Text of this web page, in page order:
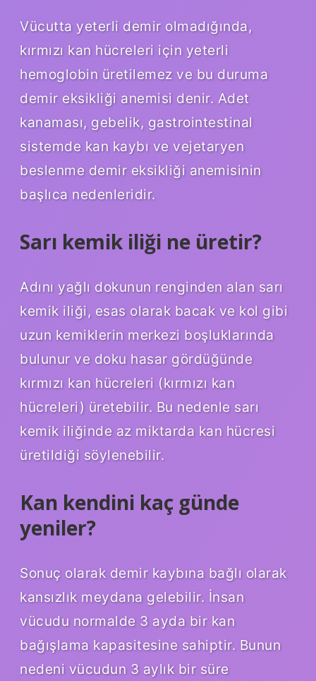
Vücutta yeterli demir olmadığında,
kırmızı kan hücreleri için yeterli
hemoglobin üretilemez ve bu duruma
demir eksikliği anemisi denir. Adet
kanaması, gebelik, gastrointestinal
sistemde kan kaybı ve vejetaryen
beslenme demir eksikliği anemisinin
başlıca nedenleridir.
Sarı kemik iliği ne üretir?
Adını yağlı dokunun renginden alan sarı
kemik iliği, esas olarak bacak ve kol gibi
uzun kemiklerin merkezi boşluklarında
bulunur ve doku hasar gördüğünde
kırmızı kan hücreleri (kırmızı kan
hücreleri) üretebilir. Bu nedenle sarı
kemik iliğinde az miktarda kan hücresi
üretildiği söylenebilir.
Kan kendini kaç günde
yeniler?
Sonuç olarak demir kaybına bağlı olarak
kansızlık meydana gelebilir. İnsan
vücudu normalde 3 ayda bir kan
bağışlama kapasitesine sahiptir. Bunun
nedeni vücudun 3 aylık bir süre